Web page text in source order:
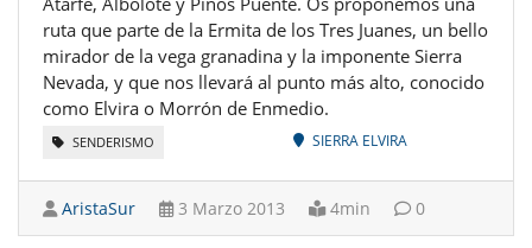
ruta que parte de la Ermita de los Tres Juanes, un bello
mirador de la vega granadina y la imponente Sierra
Nevada, y que nos llevará al punto más alto, conocido
como Elvira o Morrón de Enmedio.
SENDERISMO SIERRA ELVIRA
AristaSur 3 Marzo 2013 4min 0